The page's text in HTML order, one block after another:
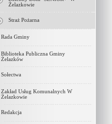
Żelazkowie
Straż Pożarna
Rada Gminy
Biblioteka Publiczna Gminy
Żelazków
Sołectwa
Zakład Usług Komunalnych W
Żelazkowie
Redakcja